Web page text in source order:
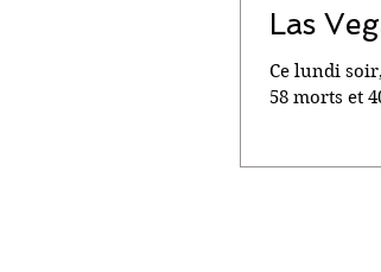
Las
Ce lundi
58 morts et